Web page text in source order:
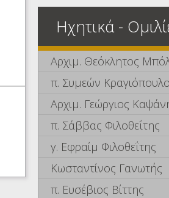
Ηχητικά -
Αρχιμ. Θεόκλητος
π. Συμεών
Αρχιμ. Γεώργιος
π. Σάββας Φιλοθεΐτης
γ. Εφραίμ Φιλοθεΐτης
Κωσταντίνος Γανωτής
π. Ευσέβιος Βίττης